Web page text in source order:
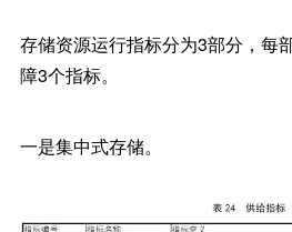
存储资源运行指标分为3部分，每
障3个指标。
一是集中式存储。